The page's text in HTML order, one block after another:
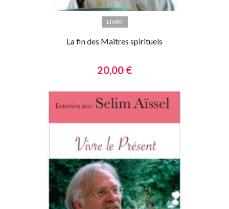
LIVRE
La fin des Maîtres spirituels
20,00 €